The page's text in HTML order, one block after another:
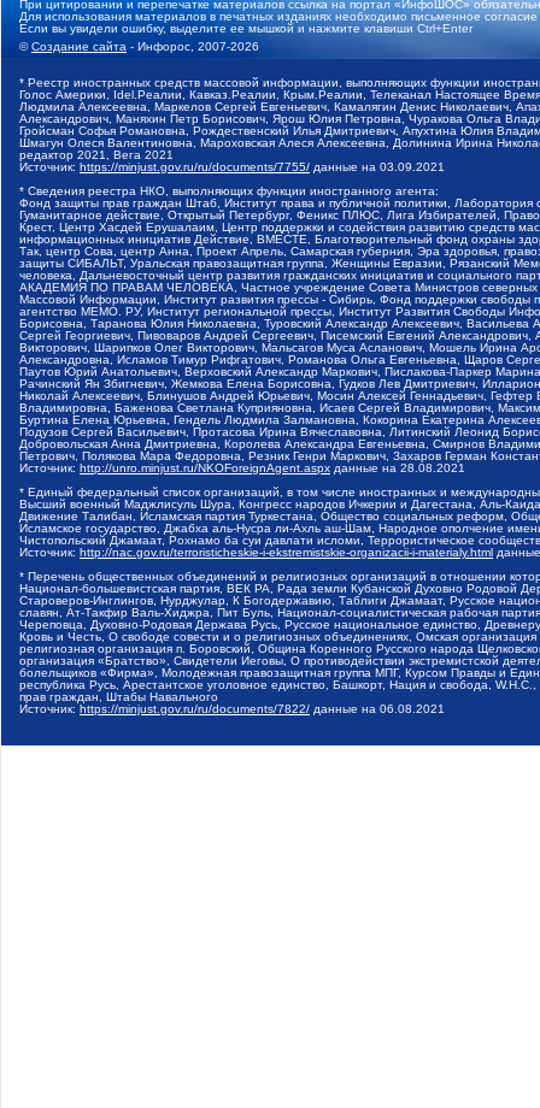
При цитировании и перепечатке материалов ссылка на портал «ИнфоШОС»
Для использования материалов в печатных изданиях необходимо письменное
Если вы увидели ошибку, выделите ее мышкой и нажмите клавиши Ctrl+Enter
©Создание сайта - Инфорос, 2007-2026
* Реестр иностранных средств массовой информации, выполняющих функции
Голос Америки, Idel.Реалии, Кавказ.Реалии, Крым.Реалии, Телеканал Настоящее
Людмила Алексеевна, Маркелов Сергей Евгеньевич, Камалягин Денис Николаевич,
Александрович, Маняхин Петр Борисович, Ярош Юлия Петровна, Чуракова Ольга
Гройсман Софья Романовна, Рождественский Илья Дмитриевич, Апухтина Юлия
Шмагун Олеся Валентиновна, Мароховская Алеся Алексеевна, Долинина Ирина
редактор 2021, Вега 2021
Источник: https://minjust.gov.ru/ru/documents/7755/ данные на 03.09.2021
* Сведения реестра НКО, выполняющих функции иностранного агента:
Фонд защиты прав граждан Штаб, Институт права и публичной политики,
Гуманитарное действие, Открытый Петербург, Феникс ПЛЮС, Лига Избирателей,
Крест, Центр Хасдей Ерушалаим, Центр поддержки и содействия развитию средств
информационных инициатив Действие, ВМЕСТЕ, Благотворительный фонд охраны
Так, центр Сова, центр Анна, Проект Апрель, Самарская губерния, Эра здоровья,
защиты СИБАЛЬТ, Уральская правозащитная группа, Женщины Евразии, Рязанский
человека, Дальневосточный центр развития гражданских инициатив и социального
АКАДЕМИЯ ПО ПРАВАМ ЧЕЛОВЕКА, Частное учреждение Совета Министров северных
Массовой Информации, Институт развития прессы - Сибирь, Фонд поддержки
агентство МЕМО. РУ, Институт региональной прессы, Институт Развития Свободы
Борисовна, Таранова Юлия Николаевна, Туровский Александр Алексеевич,
Сергей Георгиевич, Пивоваров Андрей Сергеевич, Писемский Евгений
Викторович, Шарипков Олег Викторович, Мальсагов Муса Асланович, Мошель Ирина
Александровна, Исламов Тимур Рифгатович, Романова Ольга Евгеньевна, Щаров
Паутов Юрий Анатольевич, Верховский Александр Маркович, Пислакова-Паркер
Рачинский Ян Збигневич, Жемкова Елена Борисовна, Гудков Лев Дмитриевич,
Николай Алексеевич, Блинушов Андрей Юрьевич, Мосин Алексей Геннадьевич,
Владимировна, Баженова Светлана Куприяновна, Исаев Сергей Владимирович,
Буртина Елена Юрьевна, Гендель Людмила Залмановна, Кокорина Екатерина
Подузов Сергей Васильевич, Протасова Ирина Вячеславовна, Литинский Леонид
Добровольская Анна Дмитриевна, Королева Александра Евгеньевна, Смирнов
Петрович, Полякова Мара Федоровна, Резник Генри Маркович, Захаров Герман
Источник: http://unro.minjust.ru/NKOForeignAgent.aspx данные на 28.08.2021
* Единый федеральный список организаций, в том числе иностранных и
Высший военный Маджлисуль Шура, Конгресс народов Ичкерии и Дагестана, Аль-
Движение Талибан, Исламская партия Туркестана, Общество социальных реформ,
Исламское государство, Джабха аль-Нусра ли-Ахль аш-Шам, Народное ополчение
Чистопольский Джамаат, Рохнамо ба суи давлати исломи, Террористическое
Источник: http://nac.gov.ru/terroristicheskie-i-ekstremistskie-organizacii-i-materialy.html
* Перечень общественных объединений и религиозных организаций в отношении
Национал-большевистская партия, ВЕК РА, Рада земли Кубанской Духовно Родовой
Староверов-Инглингов, Нурджулар, К Богодержавию, Таблиги Джамаат, Русское
славян, Ат-Такфир Валь-Хиджра, Пит Буль, Национал-социалистическая рабочая
Череповца, Духовно-Родовая Держава Русь, Русское национальное единство,
Кровь и Честь, О свободе совести и о религиозных объединениях, Омская
религиозная организация п. Боровский, Община Коренного Русского народа
организация «Братство», Свидетели Иеговы, О противодействии экстремистской
болельщиков «Фирма», Молодежная правозащитная группа МПГ, Курсом Правды и
республика Русь, Арестантское уголовное единство, Башкорт, Нация и свобода,
прав граждан, Штабы Навального
Источник: https://minjust.gov.ru/ru/documents/7822/ данные на 06.08.2021